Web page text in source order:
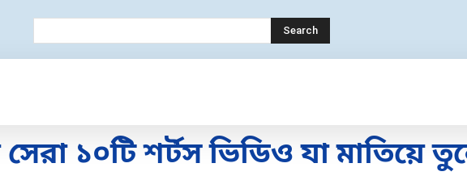
Search
১০টি শর্টস ভিডিও যা মাতিয়ে